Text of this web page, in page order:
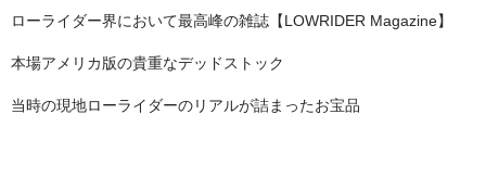
ローライダー界において最高峰の雑誌【LOWRIDER Magazine】
本場アメリカ版の貴重なデッドストック
当時の現地ローライダーのリアルが詰まったお宝品